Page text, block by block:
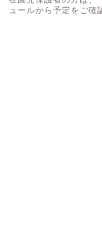
ュールから予定をご確